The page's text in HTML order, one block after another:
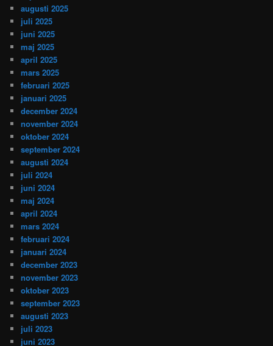
augusti 2025
juli 2025
juni 2025
maj 2025
april 2025
mars 2025
februari 2025
januari 2025
december 2024
november 2024
oktober 2024
september 2024
augusti 2024
juli 2024
juni 2024
maj 2024
april 2024
mars 2024
februari 2024
januari 2024
december 2023
november 2023
oktober 2023
september 2023
augusti 2023
juli 2023
juni 2023